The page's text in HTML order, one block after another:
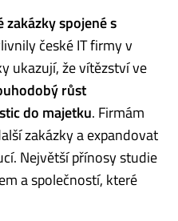
zakázky spojené s
české IT firmy v
ukazují, že vítězství ve
růst
do majetku. Firmám
zakázky a expandovat
Největší přínosy studie
a společností, které